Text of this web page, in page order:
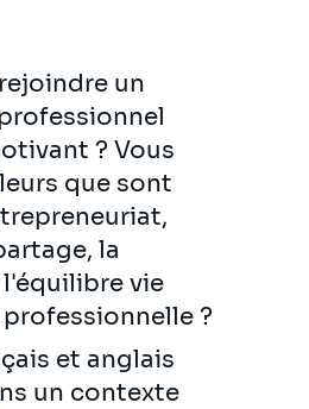
un
? Vous
que sont
la
vie
?
et anglais
un contexte